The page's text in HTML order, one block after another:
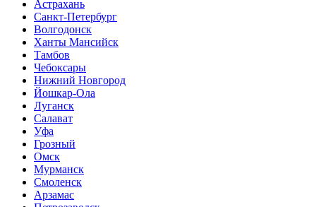
Астрахань
Санкт-Петербург
Волгодонск
Ханты Мансийск
Тамбов
Чебоксары
Нижний Новгород
Йошкар-Ола
Луганск
Салават
Уфа
Грозный
Омск
Мурманск
Смоленск
Арзамас